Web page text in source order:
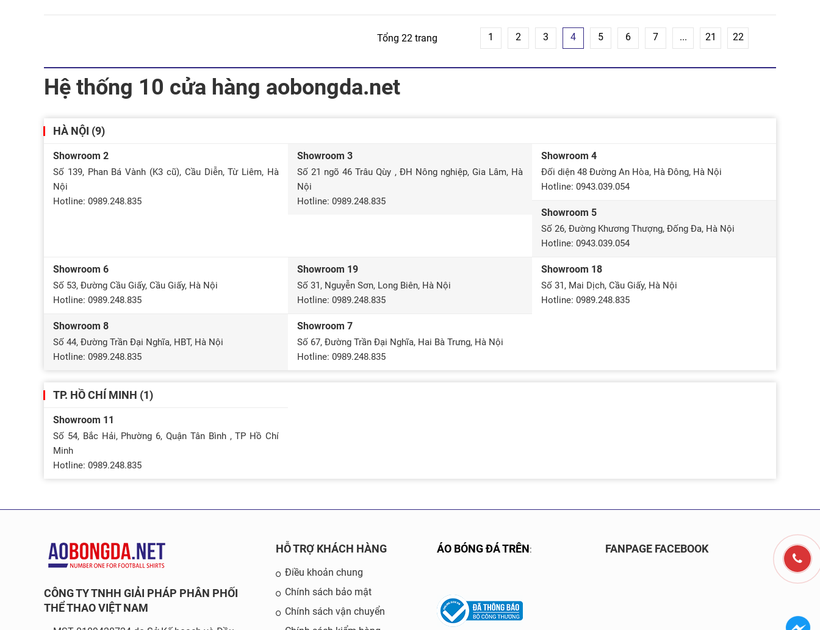
Tổng 22 trang 1 2 3 4 5 6 7 ... 21 22
Hệ thống 10 cửa hàng aobongda.net
HÀ NỘI (9)
Showroom 2
Số 139, Phan Bá Vành (K3 cũ), Cầu Diễn, Từ Liêm, Hà
Nội
Hotline: 0989.248.835
Showroom 3
Số 21 ngõ 46 Trâu Qùy , ĐH Nông nghiệp, Gia Lâm, Hà
Nội
Hotline: 0989.248.835
Showroom 4
Đối diện 48 Đường An Hòa, Hà Đông, Hà Nội
Hotline: 0943.039.054
Showroom 5
Số 26, Đường Khương Thượng, Đống Đa, Hà Nội
Hotline: 0943.039.054
Showroom 6
Số 53, Đường Cầu Giấy, Cầu Giấy, Hà Nội
Hotline: 0989.248.835
Showroom 19
Số 31, Nguyễn Sơn, Long Biên, Hà Nội
Hotline: 0989.248.835
Showroom 18
Số 31, Mai Dịch, Cầu Giấy, Hà Nội
Hotline: 0989.248.835
Showroom 8
Số 44, Đường Trần Đại Nghĩa, HBT, Hà Nội
Hotline: 0989.248.835
Showroom 7
Số 67, Đường Trần Đại Nghĩa, Hai Bà Trưng, Hà Nội
Hotline: 0989.248.835
TP. HỒ CHÍ MINH (1)
Showroom 11
Số 54, Bắc Hải, Phường 6, Quận Tân Bình , TP Hồ Chí
Minh
Hotline: 0989.248.835
CÔNG TY TNHH GIẢI PHÁP PHÂN PHỐI
THỂ THAO VIỆT NAM
HỖ TRỢ KHÁCH HÀNG
Điều khoản chung
Chính sách bảo mật
Chính sách vận chuyển
ÁO BÓNG ĐÁ TRÊN: FANPAGE FACEBOOK